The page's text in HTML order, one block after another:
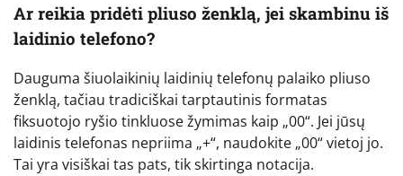
Ar reikia pridėti pliuso ženklą, jei skambinu iš
laidinio telefono?
Dauguma šiuolaikinių laidinių telefonų palaiko pliuso
ženklą, tačiau tradiciškai tarptautinis formatas
fiksuotojo ryšio tinkluose žymimas kaip „00“. Jei jūsų
laidinis telefonas nepriima „+“, naudokite „00“ vietoj jo.
Tai yra visiškai tas pats, tik skirtinga notacija.